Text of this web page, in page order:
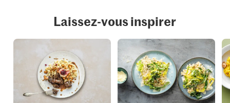
Laissez-vous inspirer